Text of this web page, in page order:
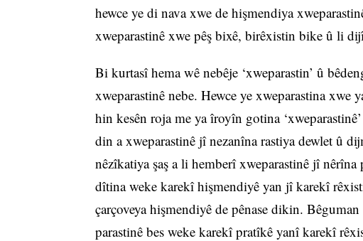
hewce ye di nava xwe de hişmendiya
xweparastinê xwe pêş bixê, birêxistin bike û li
Bi kurtasî hema wê nebêje ‘xweparastin’ û
xweparastinê nebe. Hewce ye xweparastina
hin kesên roja me ya îroyîn gotina
din a xweparastinê jî nezanîna rastiya dewlet û
nêzîkatiya şaş a li hemberî xweparastinê jî
dîtina weke karekî hişmendiyê yan jî karekî
çarçoveya hişmendiyê de pênase dikin.
parastinê bes weke karekî pratîkê yanî karekî